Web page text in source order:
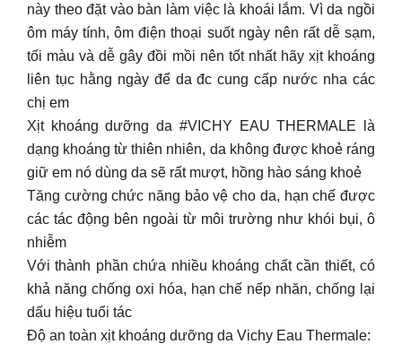
này theo đặt vào bàn làm việc là khoái lắm. Vì da ngồi
ôm máy tính, ôm điện thoại suốt ngày nên rất dễ sạm,
tối màu và dễ gây đồi mồi nên tốt nhất hãy xịt khoáng
liên tục hằng ngày để da đc cung cấp nước nha các
chị em
Xịt khoáng dưỡng da #VICHY EAU THERMALE là
dạng khoáng từ thiên nhiên, da không được khoẻ ráng
giữ em nó dùng da sẽ rất mượt, hồng hào sáng khoẻ
Tăng cường chức năng bảo vệ cho da, hạn chế được
các tác động bên ngoài từ môi trường như khói bụi, ô
nhiễm
Với thành phần chứa nhiều khoáng chất cần thiết, có
khả năng chống oxi hóa, hạn chế nếp nhăn, chống lại
dấu hiệu tuổi tác
Độ an toàn xịt khoáng dưỡng da Vichy Eau Thermale: